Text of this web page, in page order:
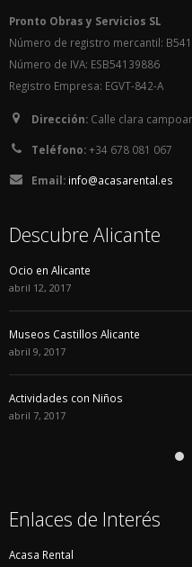
Pronto Obras y Servicios SL
Número de registro mercantil:
Número de IVA: ESB54139886
Registro Empresa: EGVT-842-A
Dirección: Calle clara
Teléfono:+34 678 081 067
Email: info@acasarental.es
Descubre Alicante
Ocio en Alicante
abril 12, 2017
Museos Castillos Alicante
abril 9, 2017
Actividades con Niños
abril 7, 2017
Enlaces de Interés
Acasa Rental